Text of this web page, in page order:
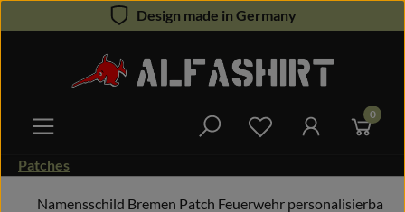
Zum Hauptinhalt springenDesign made in Germany
Du hast 0 0
Patches
Namensschild Bremen Patch Feuerwehr personalisierba